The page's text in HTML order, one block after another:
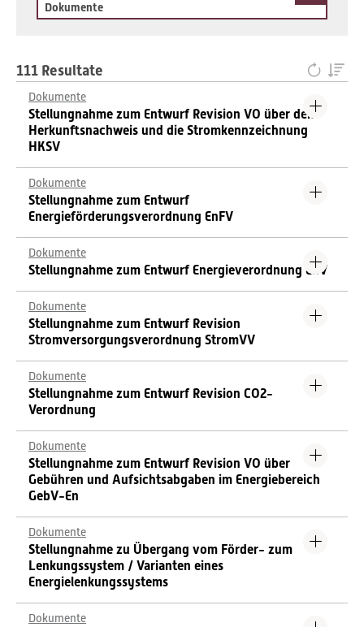
Dokumente
111 Resultate
Dokumente
Stellungnahme zum Entwurf Revision VO über den
Herkunftsnachweis und die Stromkennzeichnung
HKSV
Dokumente
Stellungnahme zum Entwurf
Energieförderungsverordnung EnFV
Dokumente
Stellungnahme zum Entwurf Energieverordnung EnV
Dokumente
Stellungnahme zum Entwurf Revision
Stromversorgungsverordnung StromVV
Dokumente
Stellungnahme zum Entwurf Revision CO2-
Verordnung
Dokumente
Stellungnahme zum Entwurf Revision VO über
Gebühren und Aufsichtsabgaben im Energiebereich
GebV-En
Dokumente
Stellungnahme zu Übergang vom Förder- zum
Lenkungssystem / Varianten eines
Energielenkungssystems
Dokumente